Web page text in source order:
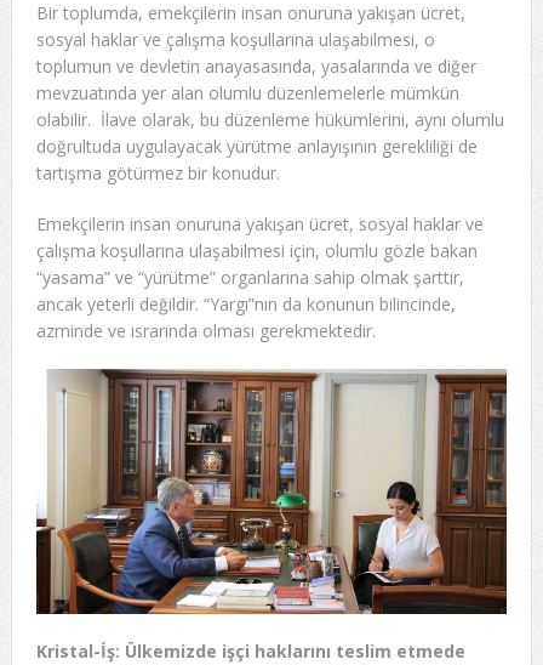
Bir toplumda, emekçilerin insan onuruna yakışan ücret,
sosyal haklar ve çalışma koşullarına ulaşabilmesi, o
toplumun ve devletin anayasasında, yasalarında ve diğer
mevzuatında yer alan olumlu düzenlemelerle mümkün
olabilir. İlave olarak, bu düzenleme hükümlerini, aynı olumlu
doğrultuda uygulayacak yürütme anlayışının gerekliliği de
tartışma götürmez bir konudur.
Emekçilerin insan onuruna yakışan ücret, sosyal haklar ve
çalışma koşullarına ulaşabilmesi için, olumlu gözle bakan
“yasama” ve “yürütme” organlarına sahip olmak şarttır,
ancak yeterli değildir. “Yargı”nın da konunun bilincinde,
azminde ve ısrarında olması gerekmektedir.
Kristal-İş: Ülkemizde işçi haklarını teslim etmede